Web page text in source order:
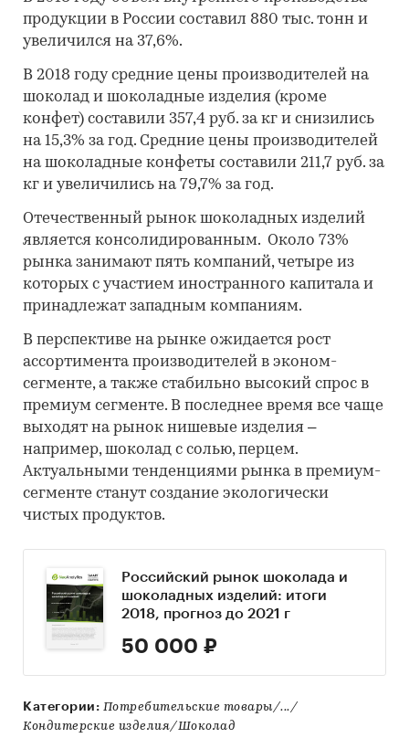
продукции в России составил 880 тыс. тонн и
увеличился на 37,6%.
В 2018 году средние цены производителей на
шоколад и шоколадные изделия (кроме
конфет) составили 357,4 руб. за кг и снизились
на 15,3% за год. Средние цены производителей
на шоколадные конфеты составили 211,7 руб. за
кг и увеличились на 79,7% за год.
Отечественный рынок шоколадных изделий
является консолидированным. Около 73%
рынка занимают пять компаний, четыре из
которых с участием иностранного капитала и
принадлежат западным компаниям.
В перспективе на рынке ожидается рост
ассортимента производителей в эконом-
сегменте, а также стабильно высокий спрос в
премиум сегменте. В последнее время все чаще
выходят на рынок нишевые изделия –
например, шоколад с солью, перцем.
Актуальными тенденциями рынка в премиум-
сегменте станут создание экологически
чистых продуктов.
Российский рынок шоколада и
шоколадных изделий: итоги
2018, прогноз до 2021 г
50 000 ₽
Категории: Потребительские товары/.../
Кондитерские изделия/Шоколад